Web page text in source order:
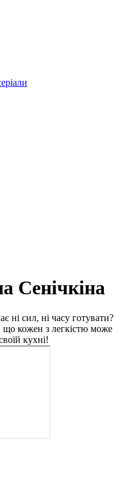
Сенічкіна
ні сил, ні часу готувати?
що кожен з легкістю може
кухні!